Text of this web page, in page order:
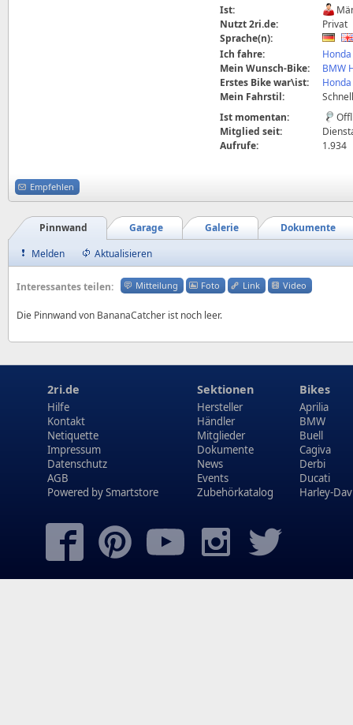
Ist:
Nutzt 2ri.de:
Privat
Sprache(n):
Ich fahre:
Mein Wunsch-Bike:
BMW
Erstes Bike war\ist:
Mein Fahrstil:
Schnell
Ist momentan:
Mitglied seit:
Aufrufe:
1.934
Empfehlen
Dokumente
Galerie
Garage
Pinnwand
Melden
Aktualisieren
Interessantes teilen: Mitteilung Foto Link Video
Die Pinnwand von BananaCatcher ist noch leer.
2ri.de
Hilfe
Kontakt
Netiquette
Impressum
Datenschutz
AGB
Powered bySmartstore
Sektionen
Hersteller
Händler
Mitglieder
Dokumente
News
Events
Zubehörkatalog
Bikes
Aprilia
BMW
Buell
Cagiva
Derbi
Ducati
Harley-